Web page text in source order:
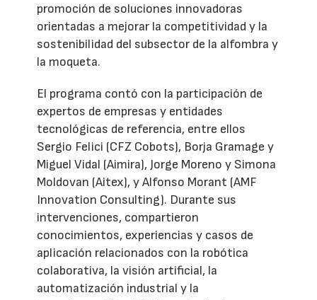
promoción de soluciones innovadoras
orientadas a mejorar la competitividad y la
sostenibilidad del subsector de la alfombra y
la moqueta.
El programa contó con la participación de
expertos de empresas y entidades
tecnológicas de referencia, entre ellos
Sergio Felici (CFZ Cobots), Borja Gramage y
Miguel Vidal (Aimira), Jorge Moreno y Simona
Moldovan (Aitex), y Alfonso Morant (AMF
Innovation Consulting). Durante sus
intervenciones, compartieron
conocimientos, experiencias y casos de
aplicación relacionados con la robótica
colaborativa, la visión artificial, la
automatización industrial y la